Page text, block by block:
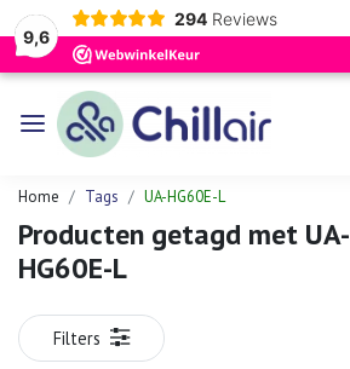
9,6
294 Reviews
Home Tags UA-HG60E-L
Producten getagd met UA-
HG60E-L
Filters